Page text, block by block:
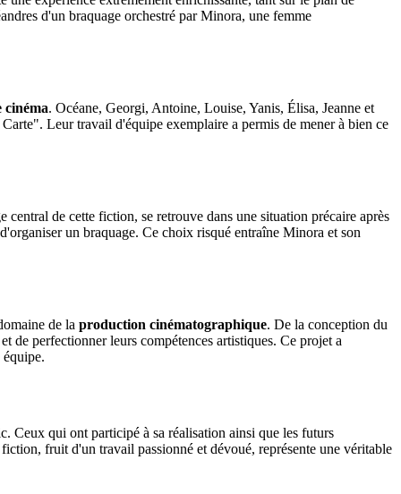
d'un braquage orchestré par Minora, une femme
cinéma. Océane, Georgi, Antoine, Louise, Yanis, Élisa, Jeanne et
Leur travail d'équipe exemplaire a permis de mener à bien ce
de cette fiction, se retrouve dans une situation précaire après
un braquage. Ce choix risqué entraîne Minora et son
de la production cinématographique. De la conception du
de perfectionner leurs compétences artistiques. Ce projet a
Ceux qui ont participé à sa réalisation ainsi que les futurs
fruit d'un travail passionné et dévoué, représente une véritable